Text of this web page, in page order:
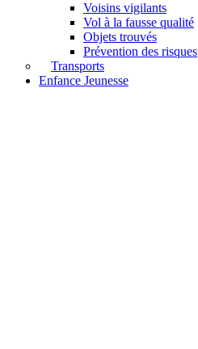
Voisins vigilants
Vol à la fausse qualité
Objets trouvés
Prévention des risques
Transports
Enfance Jeunesse